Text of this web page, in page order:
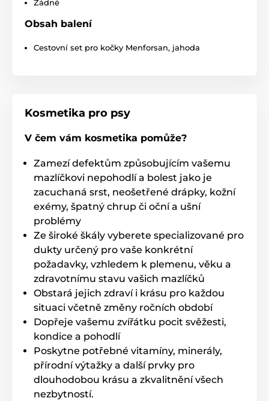
Produkt je zařazen v kategoriích
Parfémy pro kočky
Péče o tlapky a drápy
Odpuzovače a čističe Kočky
Žádné
Obsah balení
Cestovní set pro kočky Menforsan, jahoda
Kosmetika pro psy
V čem vám kosmetika pomůže?
Zamezí defektům způsobujícím vašemu
mazlíčkovi nepohodlí a bolest jako je
zacuchaná srst, neošetřené drápky, kožní
exémy, špatný chrup či oční a ušní
problémy
Ze široké škály vyberete specializované pro
dukty určený pro vaše konkrétní
požadavky, vzhledem k plemenu, věku a
zdravotnímu stavu vašich mazlíčků
Obstará jejich zdraví i krásu pro každou
situaci včetně změny ročních období
Dopřeje vašemu zvířátku pocit svěžesti,
kondice a pohodlí
Poskytne potřebné vitamíny, minerály,
přírodní výtažky a další prvky pro
dlouhodobou krásu a zkvalitnění všech
nezbytností.